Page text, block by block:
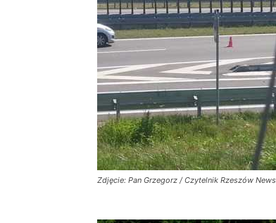
Zdjęcie: Pan Grzegorz / Czytelnik Rzeszów News